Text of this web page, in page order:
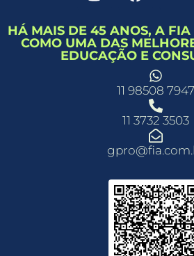
HÁ MAIS DE 45 ANOS, A FIA
COMO UMA DAS
EDUCAÇÃO E
11 98508 7947
11 3732 3503